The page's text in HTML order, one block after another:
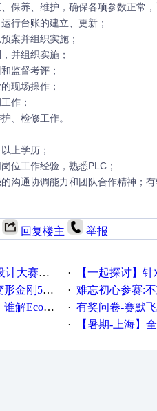
保养、维护，确保各项参数正常
行台账的建立、更新；
案并组织实施；
并组织实施；
监督考评；
现场操作；
作；
、检修工作。
上学历；
位工作经验，熟悉PLC；
沟通协调能力和团队合作精神；
回复楼主 举报
啦！！！ · 【一起探讨】针对机床业的
5》观影券 · 难忘初心参赛:
领域之谜？ · 有奖问卷-赛默飞精细
· 【暑期-上海】全国工业